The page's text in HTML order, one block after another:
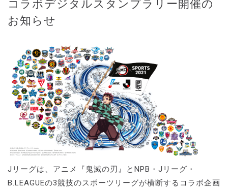
コラボデジタルスタンプラリー開催の
お知らせ
Jリーグは、アニメ『鬼滅の刃』とNPB・Jリーグ・
B.LEAGUEの3競技のスポーツリーグが横断するコラボ企画